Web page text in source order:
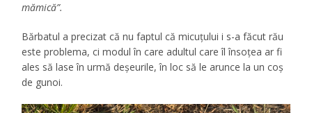
mămică”.
Bărbatul a precizat că nu faptul că micuțului i s-a făcut rău
este problema, ci modul în care adultul care îl însoțea ar fi
ales să lase în urmă deșeurile, în loc să le arunce la un coș
de gunoi.